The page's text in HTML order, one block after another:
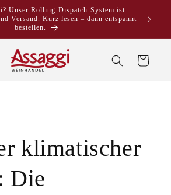
Unser Rolling-Dispatch-System ist
Versand. Kurz lesen – dann entspannt
bestellen.
Warenkorb
klimatischer
Die